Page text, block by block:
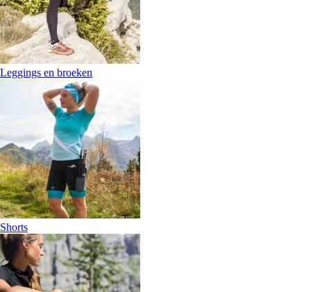
Leggings en broeken
Shorts